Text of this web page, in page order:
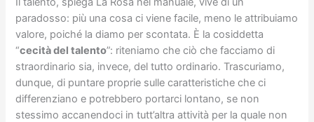
paradosso: più una cosa ci viene facile, meno le attribuiamo
valore, poiché la diamo per scontata. È la cosiddetta
“cecità del talento”: riteniamo che ciò che facciamo di
straordinario sia, invece, del tutto ordinario. Trascuriamo,
dunque, di puntare proprie sulle caratteristiche che ci
differenziano e potrebbero portarci lontano, se non
stessimo accanendoci in tutt’altra attività per la quale non